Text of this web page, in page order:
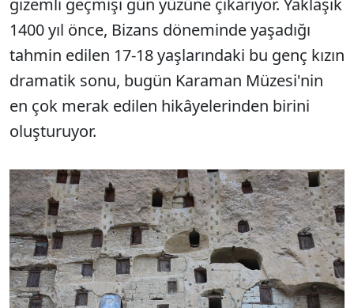
gizemli geçmişi gün yüzüne çıkarıyor. Yaklaşık
1400 yıl önce, Bizans döneminde yaşadığı
tahmin edilen 17-18 yaşlarındaki bu genç kızın
dramatik sonu, bugün Karaman Müzesi'nin
en çok merak edilen hikâyelerinden birini
oluşturuyor.